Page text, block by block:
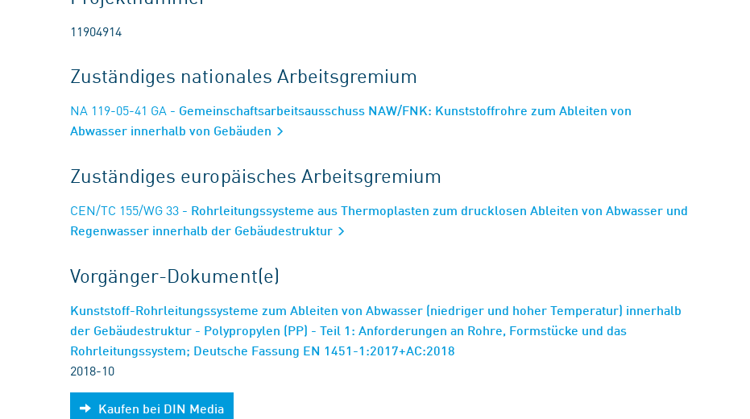
11904914
Zuständiges nationales Arbeitsgremium
NA 119-05-41 GA - Gemeinschaftsarbeitsausschuss NAW/FNK: Kunststoffrohre zum Ableiten von
Abwasser innerhalb von Gebäuden
Zuständiges europäisches Arbeitsgremium
CEN/TC 155/WG 33 - Rohrleitungssysteme aus Thermoplasten zum drucklosen Ableiten von Abwasser und
Regenwasser innerhalb der Gebäudestruktur
Vorgänger-Dokument(e)
Kunststoff-Rohrleitungssysteme zum Ableiten von Abwasser (niedriger und hoher Temperatur) innerhalb
der Gebäudestruktur - Polypropylen (PP) - Teil 1: Anforderungen an Rohre, Formstücke und das
Rohrleitungssystem; Deutsche Fassung EN 1451-1:2017+AC:2018
2018-10
Kaufen bei DIN Media